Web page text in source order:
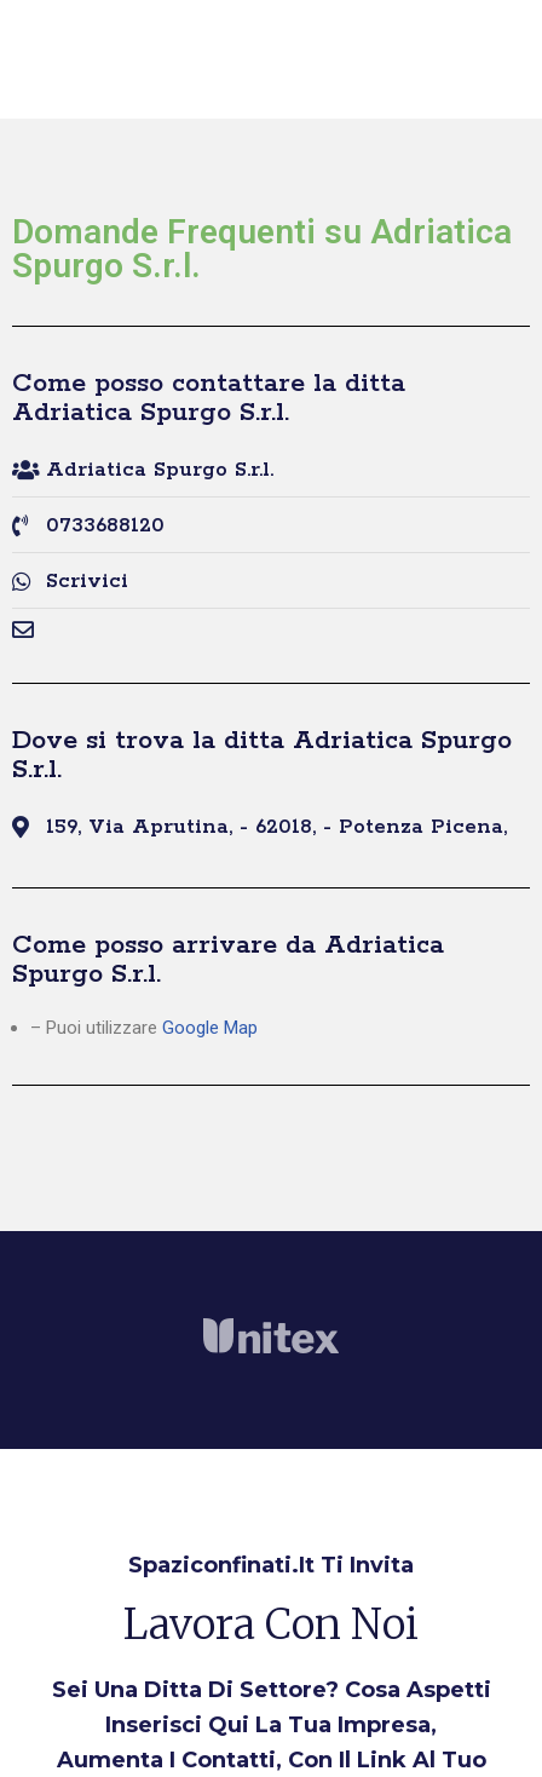
Domande Frequenti su Adriatica
Spurgo S.r.l.
Come posso contattare la ditta
Adriatica Spurgo S.r.l.
Adriatica Spurgo S.r.l.
0733688120
Scrivici
Dove si trova la ditta Adriatica Spurgo
S.r.l.
159, Via Aprutina, - 62018, - Potenza Picena,
Come posso arrivare da Adriatica
Spurgo S.r.l.
– Puoi utilizzare Google Map
Spaziconfinati.it Ti Invita
Lavora Con Noi
Sei Una Ditta Di Settore? Cosa Aspetti
Inserisci Qui La Tua Impresa,
Aumenta I Contatti, Con Il Link Al Tuo